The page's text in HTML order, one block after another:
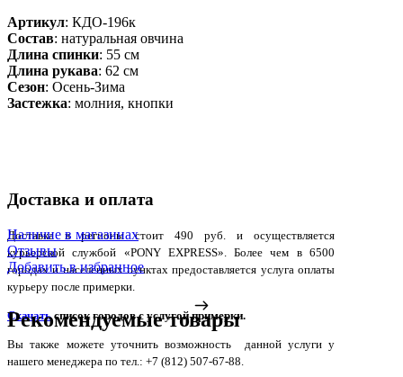
Артикул: КДО-196к
Состав: натуральная овчина
Длина спинки: 55 см
Длина рукава: 62 см
Сезон: Осень-Зима
Застежка: молния, кнопки
Доставка и оплата
Доставка в регионы стоит 490 руб. и осуществляется
курьерской службой «PONY EXPRESS». Более чем в 6500
городах и населенных пунктах предоставляется услуга оплаты
курьеру после примерки.
Скачатьсписок городов с услугой примерки.
Вы также можете уточнить возможность данной услуги у
нашего менеджера по тел.: +7 (812) 507-67-88.
Наличие в магазинах
Отзывы
Добавить в избранное
Рекомендуемые товары